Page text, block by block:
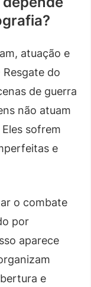
atuação e
do
de guerra
não atuam
sofrem
e
o combate
por
aparece
e